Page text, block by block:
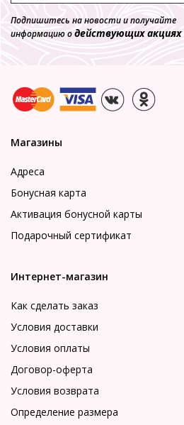
Подпишитесь на новости и получайте
информацию одействующих акциях
Магазины
Адреса
Бонусная карта
Активация бонусной карты
Подарочный сертификат
Интернет-магазин
Как сделать заказ
Условия доставки
Условия оплаты
Договор-оферта
Условия возврата
Определение размера